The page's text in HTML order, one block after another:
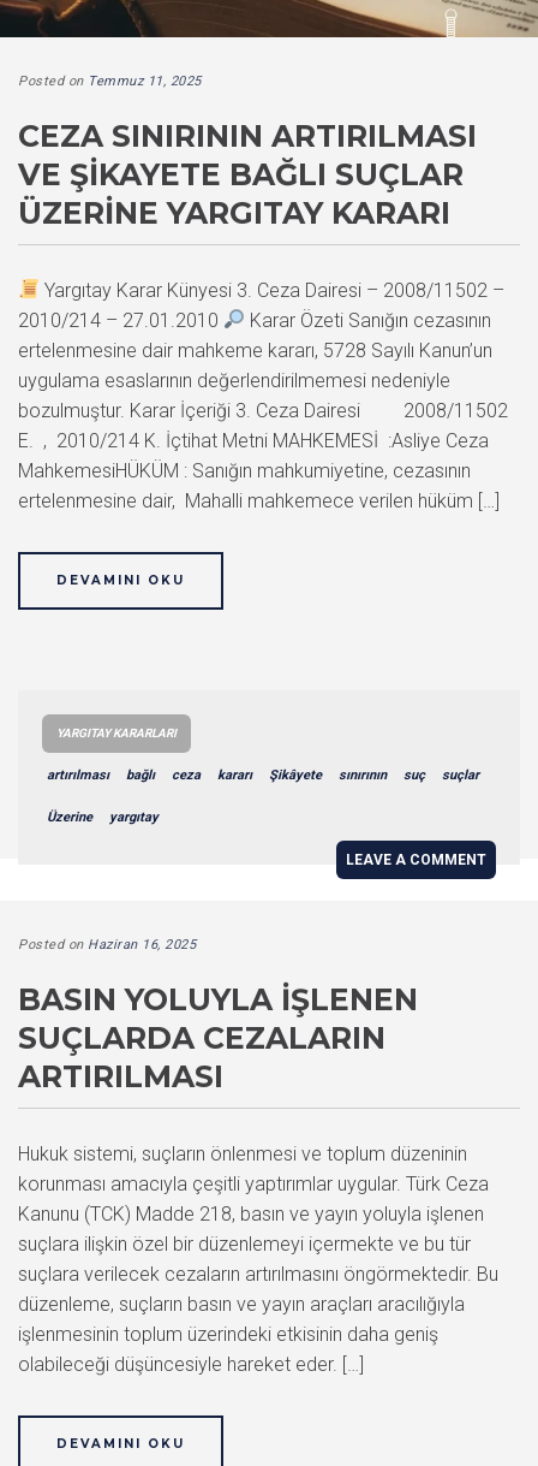
Posted on Temmuz 11, 2025
CEZA SINIRININ ARTIRILMASI
VE ŞIKAYETE BAĞLI SUÇLAR
ÜZERINE YARGITAY KARARI
Yargıtay Karar Künyesi 3. Ceza Dairesi – 2008/11502 –
2010/214 – 27.01.2010
Karar Özeti Sanığın cezasının
ertelenmesine dair mahkeme kararı, 5728 Sayılı Kanun’un
uygulama esaslarının değerlendirilmemesi nedeniyle
bozulmuştur. Karar İçeriği 3. Ceza Dairesi 2008/11502
E. , 2010/214 K. İçtihat Metni MAHKEMESİ :Asliye Ceza
MahkemesiHÜKÜM : Sanığın mahkumiyetine, cezasının
ertelenmesine dair, Mahalli mahkemece verilen hüküm […]
DEVAMINI OKU
YARGITAY KARARLARI
artırılması bağlı ceza kararı Şikâyete sınırının suç suçlar
Üzerine yargıtay
LEAVE A COMMENT
Posted on Haziran 16, 2025
BASIN YOLUYLA İŞLENEN
SUÇLARDA CEZALARIN
ARTIRILMASI
Hukuk sistemi, suçların önlenmesi ve toplum düzeninin
korunması amacıyla çeşitli yaptırımlar uygular. Türk Ceza
Kanunu (TCK) Madde 218, basın ve yayın yoluyla işlenen
suçlara ilişkin özel bir düzenlemeyi içermekte ve bu tür
suçlara verilecek cezaların artırılmasını öngörmektedir. Bu
düzenleme, suçların basın ve yayın araçları aracılığıyla
işlenmesinin toplum üzerindeki etkisinin daha geniş
olabileceği düşüncesiyle hareket eder. […]
DEVAMINI OKU